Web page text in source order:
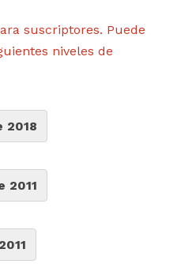
suscriptores. Puede
niveles de
2018
2011